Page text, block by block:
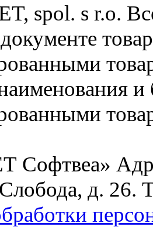
spol. s r.o.
д. 26.